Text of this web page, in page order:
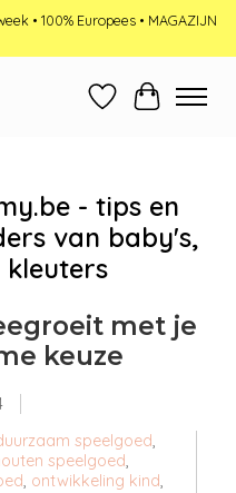
• 100% Europees • MAGAZIJN
Verlanglijst
- tips en
van baby's,
kleuters
met je
keuze
speelgoed
speelgoed
ontwikkeling kind